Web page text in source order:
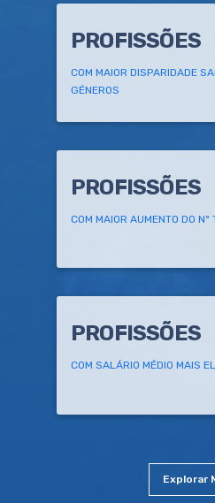
PROFISSÕES
COM MAIOR DISPARIDADE
GÉNEROS
PROFISSÕES
COM MAIOR AUMENTO DO
PROFISSÕES
COM SALÁRIO MÉDIO MAIS
Explorar